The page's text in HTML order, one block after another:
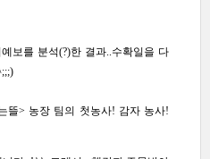
보를 분석(?)한 결과..수확일을 다
뜰> 농장 팀의 첫농사! 감자 농사!